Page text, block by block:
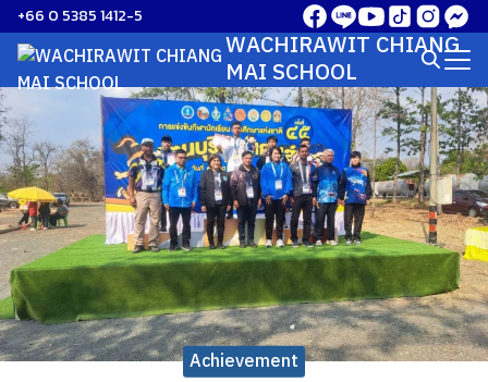
Skip
to
content
+66 0 5385 1412-5
WACHIRAWIT CHIANG
MAI SCHOOL
Search
for:
Achievement